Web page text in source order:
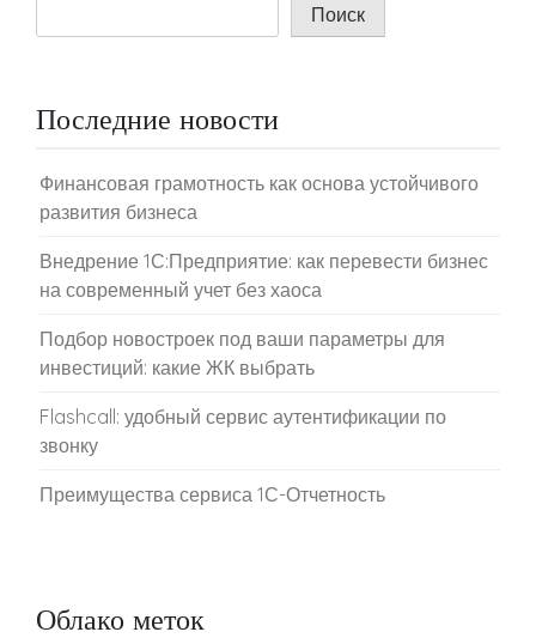
Поиск
Последние новости
Финансовая грамотность как основа устойчивого
развития бизнеса
Внедрение 1С:Предприятие: как перевести бизнес
на современный учет без хаоса
Подбор новостроек под ваши параметры для
инвестиций: какие ЖК выбрать
Flashcall: удобный сервис аутентификации по
звонку
Преимущества сервиса 1С-Отчетность
Облако меток